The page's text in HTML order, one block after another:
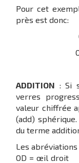
Pour cet
près est donc:
ADDITION : Si
verres
valeur chiffrée
(add)
du terme
Les
OD = œil droit